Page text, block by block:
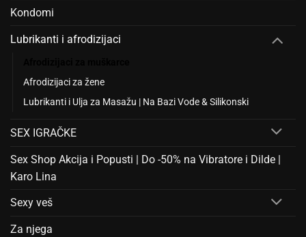
Kondomi
Lubrikanti i afrodizijaci
Afrodizijaci za žene
Lubrikanti i Ulja za Masažu | Na Bazi Vode & Silikonski
SEX IGRAČKE
Sex Shop Akcija i Popusti | Do -50% na Vibratore i Dilde |
Karo Lina
Sexy veš
Za njega